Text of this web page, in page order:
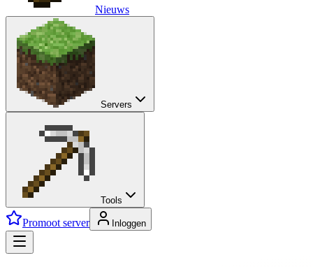
Nieuws
Servers
Tools
Promoot server Inloggen